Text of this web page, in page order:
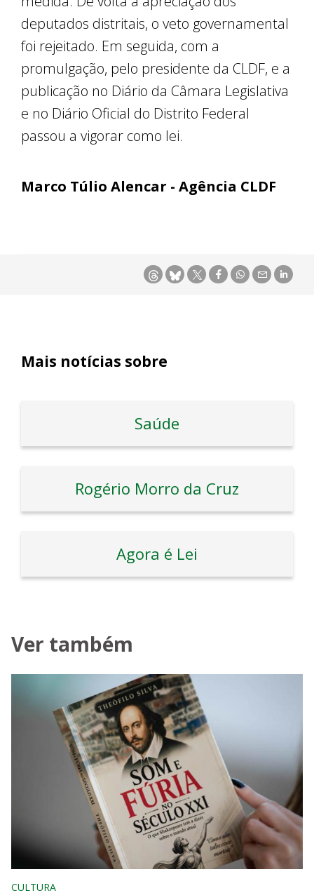
deputados distritais, o veto governamental
foi rejeitado. Em seguida, com a
promulgação, pelo presidente da CLDF, e a
publicação no Diário da Câmara Legislativa
e no Diário Oficial do Distrito Federal
passou a vigorar como lei.
Marco Túlio Alencar - Agência CLDF
Mais notícias sobre
Saúde
Rogério Morro da Cruz
Agora é Lei
Ver também
CULTURA